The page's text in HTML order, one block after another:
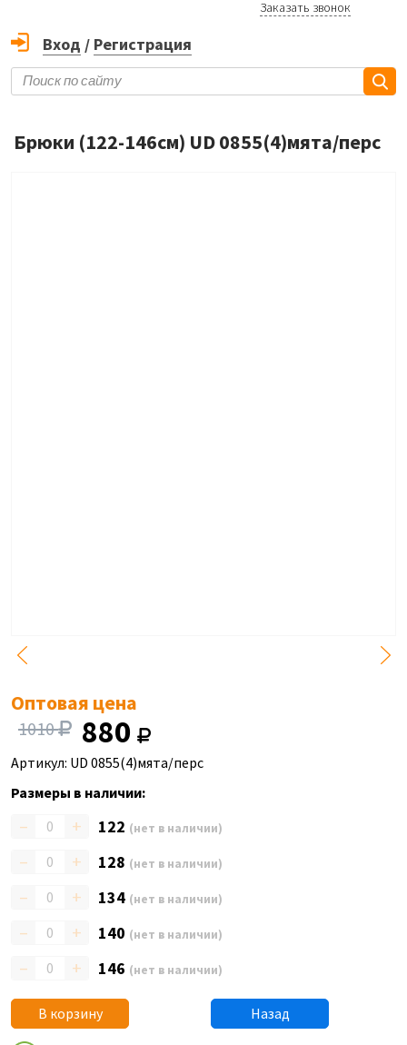
Заказать звонок
Вход / Регистрация
Брюки (122-146см) UD 0855(4)мята/перс
Оптовая цена
1010 880
Артикул: UD 0855(4)мята/перс
Размеры в наличии:
– + 122 (нет в наличии)
– + 128 (нет в наличии)
– + 134 (нет в наличии)
– + 140 (нет в наличии)
– + 146 (нет в наличии)
В корзину Назад